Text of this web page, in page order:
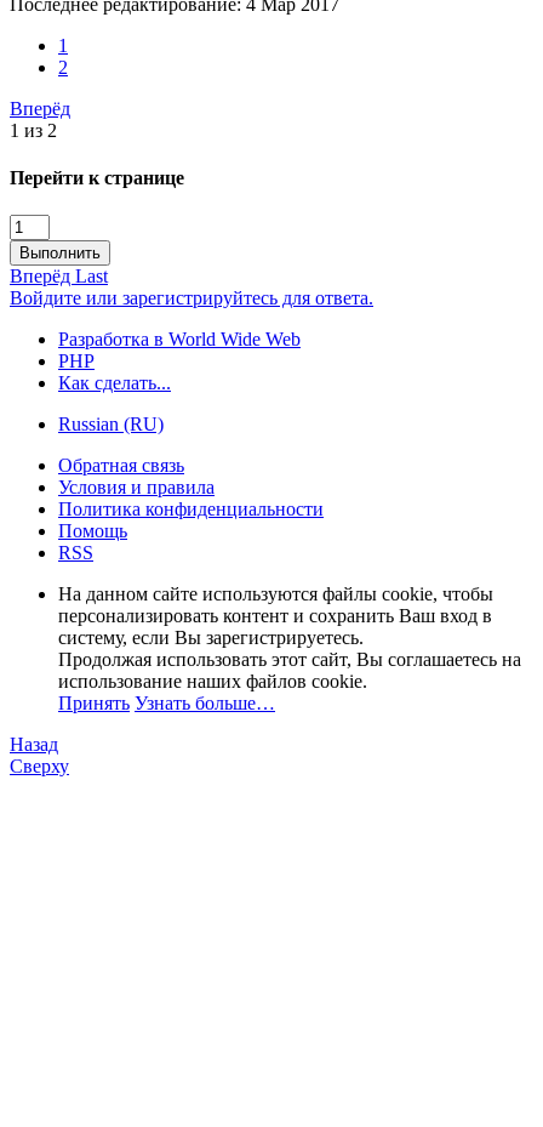
1
2
Вперёд
1 из 2
Перейти к странице
Выполнить
Вперёд Last
Войдите или зарегистрируйтесь для ответа.
Разработка в World Wide Web
PHP
Как сделать...
Russian (RU)
Обратная связь
Условия и правила
Политика конфиденциальности
Помощь
RSS
На данном сайте используются файлы cookie, чтобы
персонализировать контент и сохранить Ваш вход в
систему, если Вы зарегистрируетесь.
Продолжая использовать этот сайт, Вы соглашаетесь на
использование наших файлов cookie.
Принять Узнать больше…
Назад
Сверху